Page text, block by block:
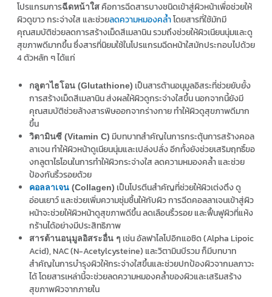
โปรแกรมการฉีดหน้าใส คือการฉีดสารบางชนิดเข้าสู่ผิวหน้าเพื่อช่วยให้
ผิวดูขาว กระจ่างใส และช่วยลดความหมองคล้ำโดยสารที่ใช้มักมี
คุณสมบัติช่วยลดการสร้างเม็ดสีเมลานิน รวมถึงช่วยให้ผิวเนียนนุ่มและดู
สุขภาพดีมากขึ้น ซึ่งสารที่นิยมใช้ในโปรแกรมฉีดหน้าใสมักประกอบไปด้วย
4 ตัวหลัก ๆ ได้แก่
กลูตาไธโอน (Glutathione) เป็นสารต้านอนุมูลอิสระที่ช่วยยับยั้ง
การสร้างเม็ดสีเมลานิน ส่งผลให้ผิวดูกระจ่างใสขึ้น นอกจากนี้ยังมี
คุณสมบัติช่วยล้างสารพิษออกจากร่างกาย ทำให้ผิวดูสุขภาพดีมาก
ขึ้น
วิตามินซี (Vitamin C) มีบทบาทสำคัญในการกระตุ้นการสร้างคอล
ลาเจน ทำให้ผิวหน้าดูเนียนนุ่มและเปล่งปลั่ง อีกทั้งยังช่วยเสริมฤทธิ์ขอ
งกลูตาไธโอนในการทำให้ผิวกระจ่างใส ลดความหมองคล้ำ และช่วย
ป้องกันริ้วรอยด้วย
คอลลาเจน (Collagen) เป็นโปรตีนสำคัญที่ช่วยให้ผิวเต่งตึง ดู
อ่อนเยาว์ และช่วยเพิ่มความชุ่มชื้นให้กับผิว การฉีดคอลลาเจนเข้าสู่ผิว
หน้าจะช่วยให้ผิวหน้าดูสุขภาพดีขึ้น ลดเลือนริ้วรอย และฟื้นฟูผิวที่แห้ง
กร้านได้อย่างมีประสิทธิภาพ
สารต้านอนุมูลอิสระอื่น ๆ เช่น อัลฟาไลโปอิกแอซิด (Alpha Lipoic
Acid), NAC (N-Acetylcysteine) และวิตามินบีรวม ก็มีบทบาท
สำคัญในการบำรุงผิวให้กระจ่างใสขึ้นและช่วยปกป้องผิวจากมลภาวะ
ได้ โดยสารเหล่านี้จะช่วยลดความหมองคล้ำของผิวและเสริมสร้าง
สุขภาพผิวจากภายใน